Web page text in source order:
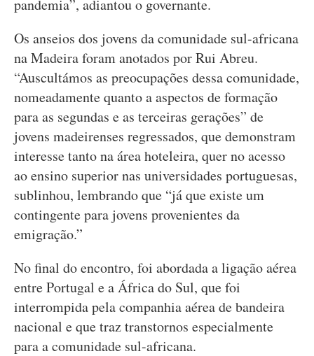
pandemia”, adiantou o governante.
Os anseios dos jovens da comunidade sul-africana
na Madeira foram anotados por Rui Abreu.
“Auscultámos as preocupações dessa comunidade,
nomeadamente quanto a aspectos de formação
para as segundas e as terceiras gerações” de
jovens madeirenses regressados, que demonstram
interesse tanto na área hoteleira, quer no acesso
ao ensino superior nas universidades portuguesas,
sublinhou, lembrando que “já que existe um
contingente para jovens provenientes da
emigração.”
No final do encontro, foi abordada a ligação aérea
entre Portugal e a África do Sul, que foi
interrompida pela companhia aérea de bandeira
nacional e que traz transtornos especialmente
para a comunidade sul-africana.